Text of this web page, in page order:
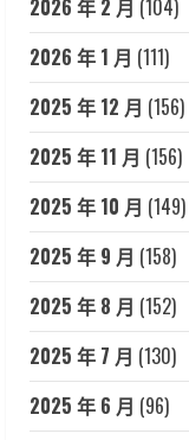
2026 年 2 月 (104)
2026 年 1 月 (111)
2025 年 12 月 (156)
2025 年 11 月 (156)
2025 年 10 月 (149)
2025 年 9 月 (158)
2025 年 8 月 (152)
2025 年 7 月 (130)
2025 年 6 月 (96)